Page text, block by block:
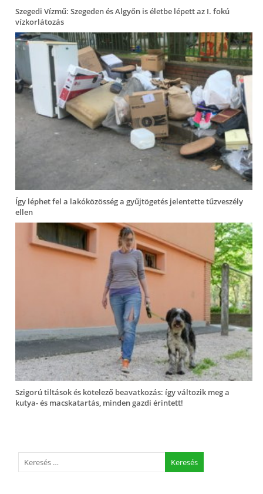
Szegedi Vízmű: Szegeden és Algyőn is életbe lépett az I. fokú
vízkorlátozás
Így léphet fel a lakóközösség a gyűjtögetés jelentette tűzveszély
ellen
Szigorú tiltások és kötelező beavatkozás: így változik meg a
kutya- és macskatartás, minden gazdi érintett!